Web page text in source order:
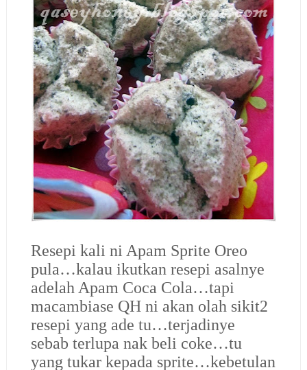
Resepi kali ni Apam Sprite Oreo
pula…kalau ikutkan resepi asalnye
adelah Apam Coca Cola…tapi
macambiase QH ni akan olah sikit2
resepi yang ade tu…terjadinye
sebab terlupa nak beli coke…tu
yang tukar kepada sprite…kebetulan